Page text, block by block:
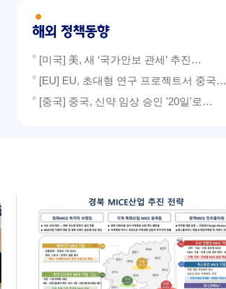
[미국] 美, 새 ‘국가안보 관세’ 추진…
[EU] EU, 초대형 연구 프로젝트서 중국…
[중국] 중국, 신약 임상 승인 '20일'로…